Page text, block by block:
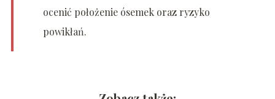
ocenić położenie ósemek oraz ryzyko
powikłań.